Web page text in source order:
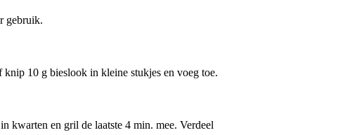
gebruik.
knip 10 g bieslook in kleine stukjes en voeg toe.
kwarten en gril de laatste 4 min. mee. Verdeel